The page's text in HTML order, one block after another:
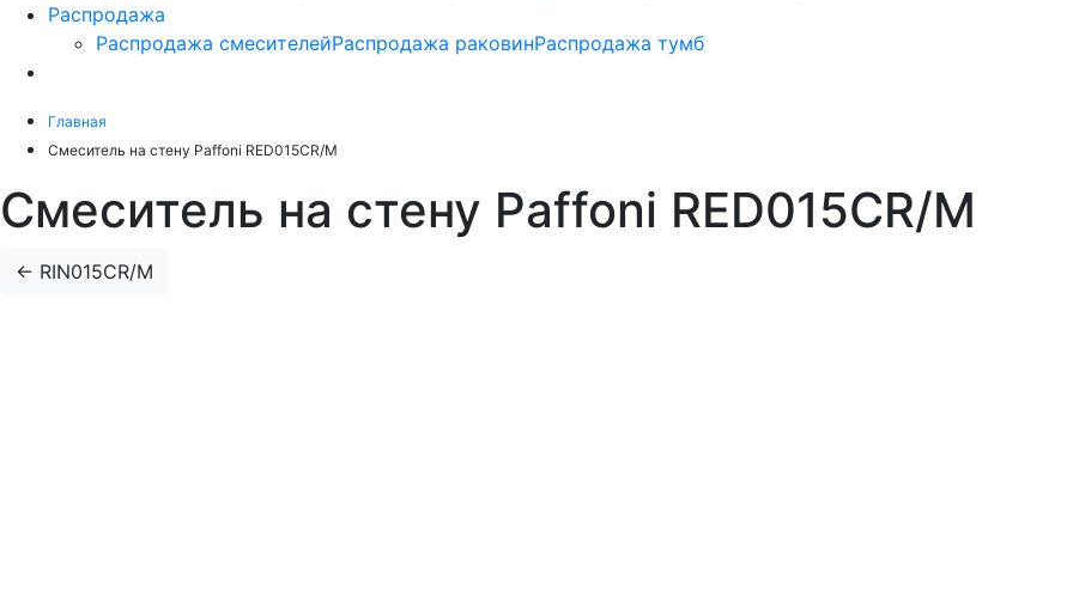
Распродажа
Распродажа смесителейРаспродажа раковинРаспродажа тумб
Главная
Смеситель на стену Paffoni RED015CR/M
Смеситель на стену Paffoni RED015CR/M
← RIN015CR/M